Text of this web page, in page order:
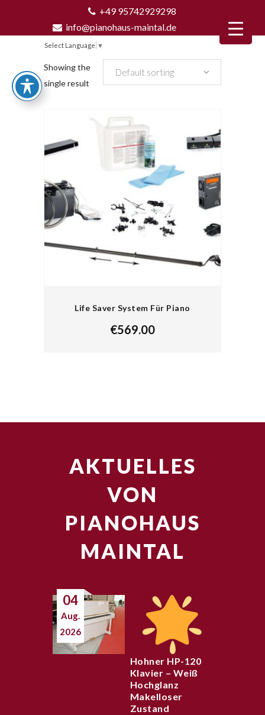
+49 95742929298
info@pianohaus-maintal.de
Select Language ▼
Showing the
single result
Default sorting
Life Saver System Für Piano
€569.00
AKTUELLES
VON
PIANOHAUS
MAINTAL
04
Aug.
2026
Hohner HP-120
Klavier – Weiß
Hochglanz
Makelloser
Zustand